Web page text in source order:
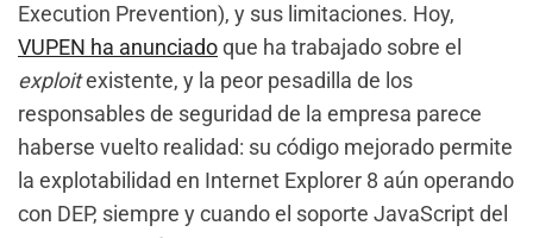
Execution Prevention), y sus limitaciones. Hoy,
VUPEN ha anunciadoque ha trabajado sobre el
exploitexistente, y la peor pesadilla de los
responsables de seguridad de la empresa parece
haberse vuelto realidad: su código mejorado permite
la explotabilidad en Internet Explorer 8 aún operando
con DEP, siempre y cuando el soporte JavaScript del